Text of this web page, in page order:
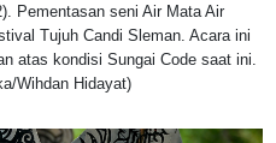
Pementasan seni Air Mata Air
Tujuh Candi Sleman. Acara ini
atas kondisi Sungai Code saat ini.
Wihdan Hidayat)